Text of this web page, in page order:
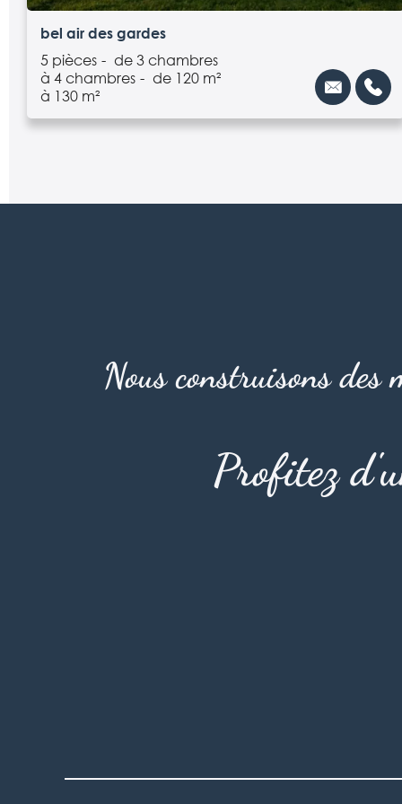
bel air des gardes
5 pièces
de 3 chambres
à 4 chambres
de 120 m²
à 130 m²
Nous construisons des
Profitez